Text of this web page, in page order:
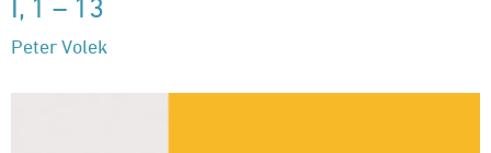
I, 1 – 13
Peter Volek